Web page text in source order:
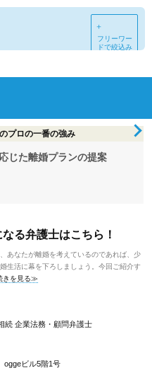
＋
フリーワー
ドで絞込み
プロの一番の強み
じた離婚プランの提案
る弁護士はこちら！
なたが離婚を考えているのであれば、少
生活に幕を下ろしましょう。今回ご紹介す
きを見る≫
続 企業法務・顧問弁護士
ビル5階1号